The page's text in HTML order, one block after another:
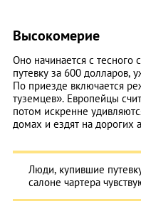
Высокомерие
Оно начинается с тесного
путевку за 600 долларов,
По приезде включается
туземцев». Европейцы
потом искренне
домах и ездят на дорогих
Люди, купившие
салоне чартера